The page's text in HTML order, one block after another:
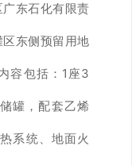
东石化有限责
东侧预留用地
容包括：1座3
罐，配套乙烯
系统、地面火